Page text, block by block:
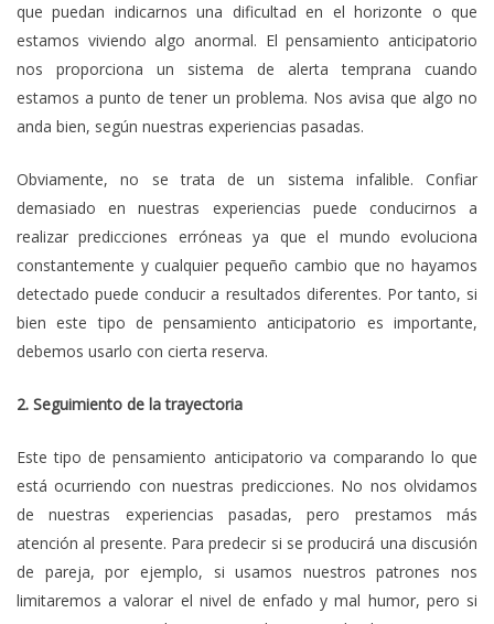
que puedan indicarnos una dificultad en el horizonte o que
estamos viviendo algo anormal. El pensamiento anticipatorio
nos proporciona un sistema de alerta temprana cuando
estamos a punto de tener un problema. Nos avisa que algo no
anda bien, según nuestras experiencias pasadas.
Obviamente, no se trata de un sistema infalible. Confiar
demasiado en nuestras experiencias puede conducirnos a
realizar predicciones erróneas ya que el mundo evoluciona
constantemente y cualquier pequeño cambio que no hayamos
detectado puede conducir a resultados diferentes. Por tanto, si
bien este tipo de pensamiento anticipatorio es importante,
debemos usarlo con cierta reserva.
2. Seguimiento de la trayectoria
Este tipo de pensamiento anticipatorio va comparando lo que
está ocurriendo con nuestras predicciones. No nos olvidamos
de nuestras experiencias pasadas, pero prestamos más
atención al presente. Para predecir si se producirá una discusión
de pareja, por ejemplo, si usamos nuestros patrones nos
limitaremos a valorar el nivel de enfado y mal humor, pero si